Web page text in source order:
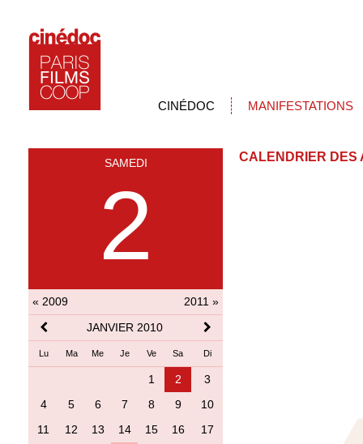
CINÉDOC MANIFESTATIONS
SAMEDI
2
« 2009
2011 »
JANVIER 2010
Lu Ma Me Je Ve Sa Di
1 2
3
4
5 6 7 8 9
10
11
12 13 14 15 16
17
CALENDRIER DES